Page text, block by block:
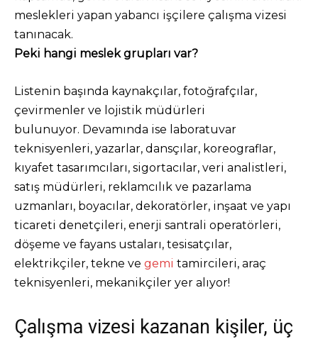
meslekleri yapan yabancı işçilere çalışma vizesi
tanınacak.
Peki hangi meslek grupları var?
Listenin başında kaynakçılar, fotoğrafçılar,
çevirmenler ve lojistik müdürleri
bulunuyor. Devamında ise laboratuvar
teknisyenleri, yazarlar, dansçılar, koreograflar,
kıyafet tasarımcıları, sigortacılar, veri analistleri,
satış müdürleri, reklamcılık ve pazarlama
uzmanları, boyacılar, dekoratörler, inşaat ve yapı
ticareti denetçileri, enerji santrali operatörleri,
döşeme ve fayans ustaları, tesisatçılar,
elektrikçiler, tekne ve gemi tamircileri, araç
teknisyenleri, mekanikçiler yer alıyor!
Çalışma vizesi kazanan kişiler, üç